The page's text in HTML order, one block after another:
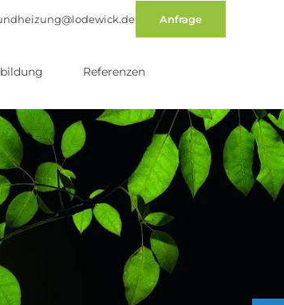
Anfrage
Referenzen